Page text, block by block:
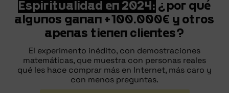
Espiritualidad en 2024: ¿por qué
algunos ganan +100.000€ y otros
apenas tienen clientes?
El experimento inédito, con demostraciones
matemáticas, que muestra con personas reales
qué les hace comprar más en Internet, más caro y
con menos preguntas.